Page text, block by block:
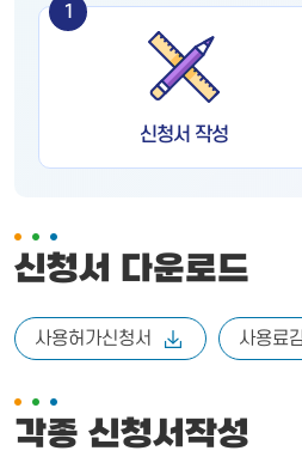
1
신청서 작성
신청서 다운로드
사용허가신청서 사용료
각종 신청서작성